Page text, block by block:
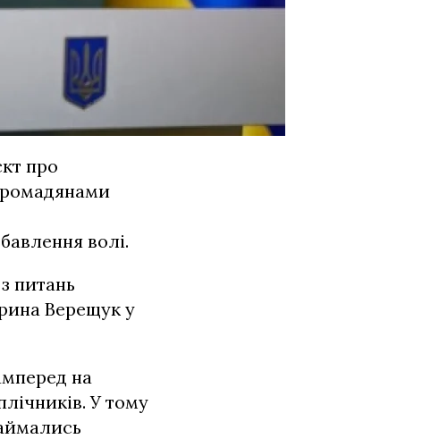
про
волі.
питань
Верещук у
на
У тому